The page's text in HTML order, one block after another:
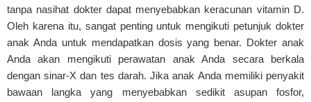
tanpa nasihat dokter dapat menyebabkan keracunan vitamin D.
Oleh karena itu, sangat penting untuk mengikuti petunjuk dokter
anak Anda untuk mendapatkan dosis yang benar. Dokter anak
Anda akan mengikuti perawatan anak Anda secara berkala
dengan sinar-X dan tes darah. Jika anak Anda memiliki penyakit
bawaan langka yang menyebabkan sedikit asupan fosfor,